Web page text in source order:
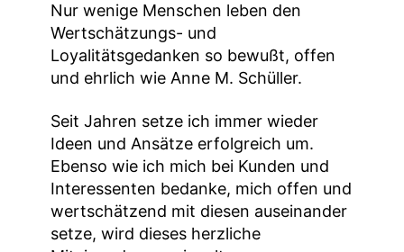
Nur wenige Menschen leben den
Wertschätzungs- und
Loyalitätsgedanken so bewußt, offen
und ehrlich wie Anne M. Schüller.
Seit Jahren setze ich immer wieder
Ideen und Ansätze erfolgreich um.
Ebenso wie ich mich bei Kunden und
Interessenten bedanke, mich offen und
wertschätzend mit diesen auseinander
setze, wird dieses herzliche